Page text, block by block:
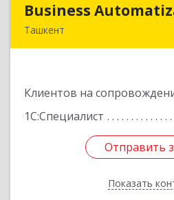
Business
Ташкент
Клиентов на
1С:Специалист
Отправить
Показать
Business
Отправить
Назад